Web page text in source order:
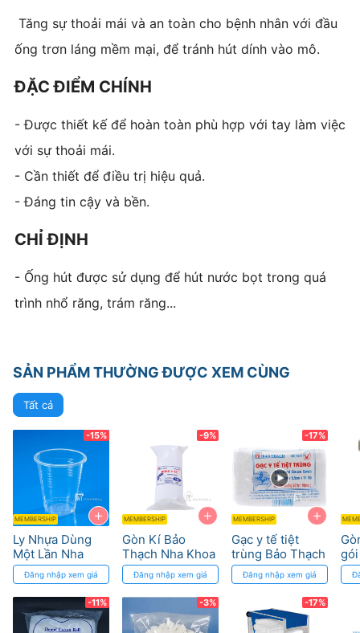
Tăng sự thoải mái và an toàn cho bệnh nhân với đầu
ống trơn láng mềm mại, để tránh hút dính vào mô.
ĐẶC ĐIỂM CHÍNH
- Được thiết kế để hoàn toàn phù hợp với tay làm việc
với sự thoải mái.
- Cần thiết để điều trị hiệu quả.
- Đáng tin cậy và bền.
CHỈ ĐỊNH
- Ống hút được sử dụng để hút nước bọt trong quá
trình nhổ răng, trám răng...
SẢN PHẨM THƯỜNG ĐƯỢC XEM CÙNG
Tất cả
+
-15%
MEMBERSHIP
Ly Nhựa Dùng
Một Lần Nha
Khoa - An Toàn
Vệ Sinh
Đăng nhập xem giá
-11%
+
-9%
MEMBERSHIP
Gòn Kí Bảo
Thạch Nha Khoa
– Không Phụ
Gia, Thấm Hút
Cao
Đăng nhập xem giá
-3%
+
-17%
MEMBERSHIP
Gạc y tế tiệt
trùng Bảo Thạch
- 100% cotton tự
nhiên
Đăng nhập xem giá
-17%